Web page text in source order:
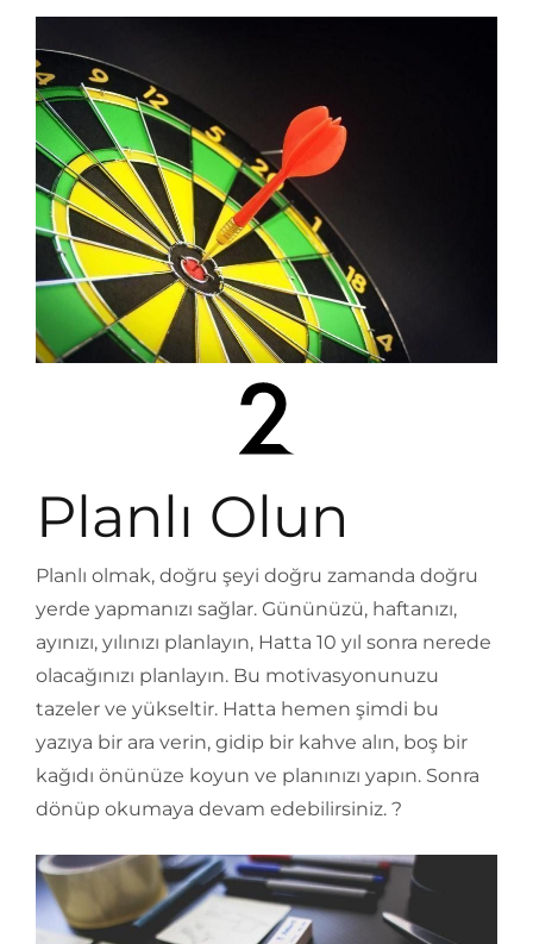
Planlı Olun
Planlı olmak, doğru şeyi doğru zamanda doğru
yerde yapmanızı sağlar. Gününüzü, haftanızı,
ayınızı, yılınızı planlayın, Hatta 10 yıl sonra nerede
olacağınızı planlayın. Bu motivasyonunuzu
tazeler ve yükseltir. Hatta hemen şimdi bu
yazıya bir ara verin, gidip bir kahve alın, boş bir
kağıdı önünüze koyun ve planınızı yapın. Sonra
dönüp okumaya devam edebilirsiniz. ?